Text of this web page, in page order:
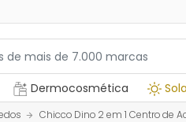
Dermocosmética
Chicco Dino 2 em 1 Centro de